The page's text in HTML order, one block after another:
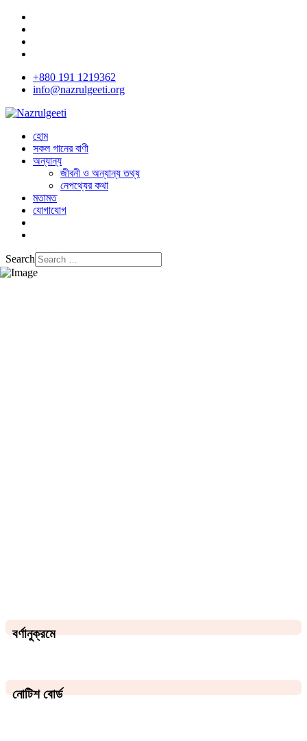
+880 191 1219362
info@nazrulgeeti.org
হোম
সকল গানের বাণী
অন্যান্য
জীবনী ও অন্যান্য তথ্য
নেপথ্যের কথা
মতামত
যোগাযোগ
Search
বর্ণানুক্রমে
নোটিশ বোর্ড